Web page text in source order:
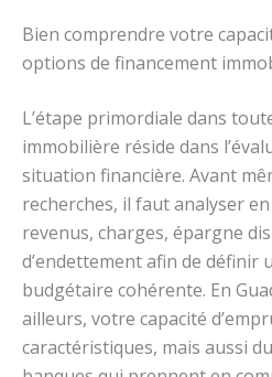
Bien comprendre votre
options de financement
L’étape primordiale dans
immobilière réside dans
situation financière. Avant
recherches, il faut analyser
revenus, charges, épargne
d’endettement afin de définir
budgétaire cohérente. En
ailleurs, votre capacité
caractéristiques, mais aussi